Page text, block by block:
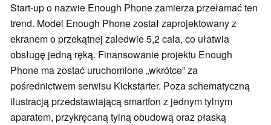
Start-up o nazwie Enough Phone zamierza przełamać ten
trend. Model Enough Phone został zaprojektowany z
ekranem o przekątnej zaledwie 5,2 cala, co ułatwia
obsługę jedną ręką. Finansowanie projektu Enough
Phone ma zostać uruchomione „wkrótce” za
pośrednictwem serwisu Kickstarter. Poza schematyczną
ilustracją przedstawiającą smartfon z jednym tylnym
aparatem, przykręcaną tylną obudową oraz płaską